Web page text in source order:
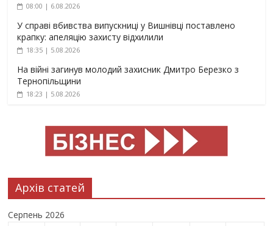
08:00 | 6.08.2026
У справі вбивства випускниці у Вишнівці поставлено
крапку: апеляцію захисту відхилили
18:35 | 5.08.2026
На війні загинув молодий захисник Дмитро Березко з
Тернопільщини
18:23 | 5.08.2026
Архів статей
Серпень 2026